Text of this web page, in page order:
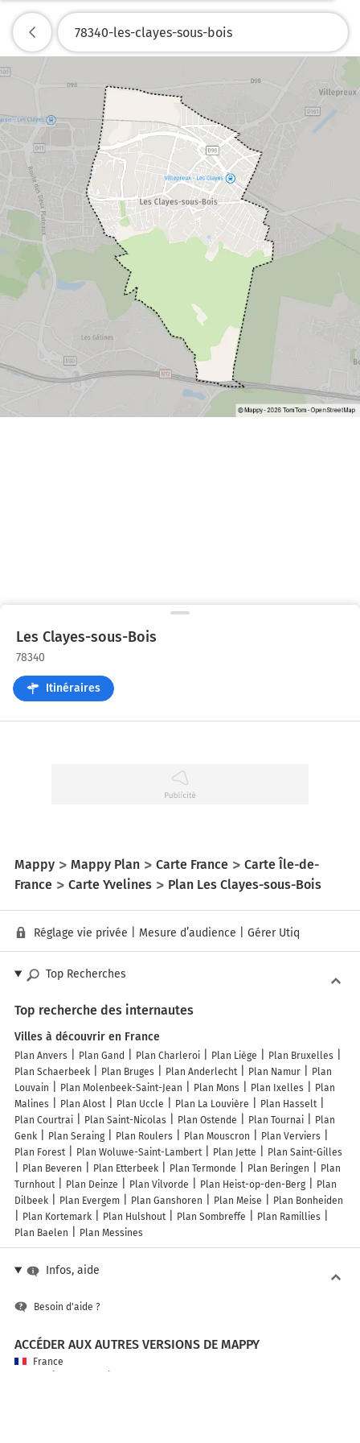
Les Clayes-sous-Bois
78340
Itinéraires
Mappy Mappy Plan Carte France
Carte Île-de-
France
Carte Yvelines Plan Les Clayes-sous-Bois
Réglage vie privée Mesure d’audience Gérer Utiq
Top Recherches
Top recherche des internautes
Villes à découvrir en France
Plan Anvers Plan Gand Plan Charleroi Plan Liège
Plan Bruxelles
Plan Schaerbeek
Plan Bruges Plan Anderlecht Plan Namur
Plan
Louvain
Plan Molenbeek-Saint-Jean Plan Mons Plan Ixelles
Plan
Malines
Plan Alost Plan Uccle Plan La Louvière
Plan Hasselt
Plan Courtrai
Plan Saint-Nicolas Plan Ostende Plan Tournai
Plan
Genk
Plan Seraing Plan Roulers Plan Mouscron
Plan Verviers
Plan Forest
Plan Woluwe-Saint-Lambert Plan Jette
Plan Saint-Gilles
Plan Beveren
Plan Etterbeek Plan Termonde Plan Beringen
Plan
Turnhout
Plan Deinze Plan Vilvorde Plan Heist-op-den-Berg
Plan
Dilbeek
Plan Evergem Plan Ganshoren Plan Meise
Plan Bonheiden
Plan Kortemark
Plan Hulshout Plan Sombreffe
Plan Ramillies
Plan Baelen
Plan Messines
Infos, aide
Besoin d'aide ?
ACCÉDER AUX AUTRES VERSIONS DE MAPPY
France